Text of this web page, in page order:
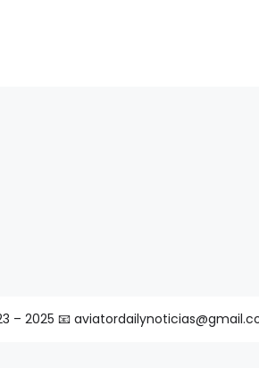
– 2025 📧